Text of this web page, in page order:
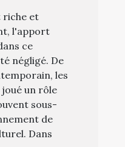
riche et
l'apport
ce
négligé. De
les
un rôle
sous-
de
Dans